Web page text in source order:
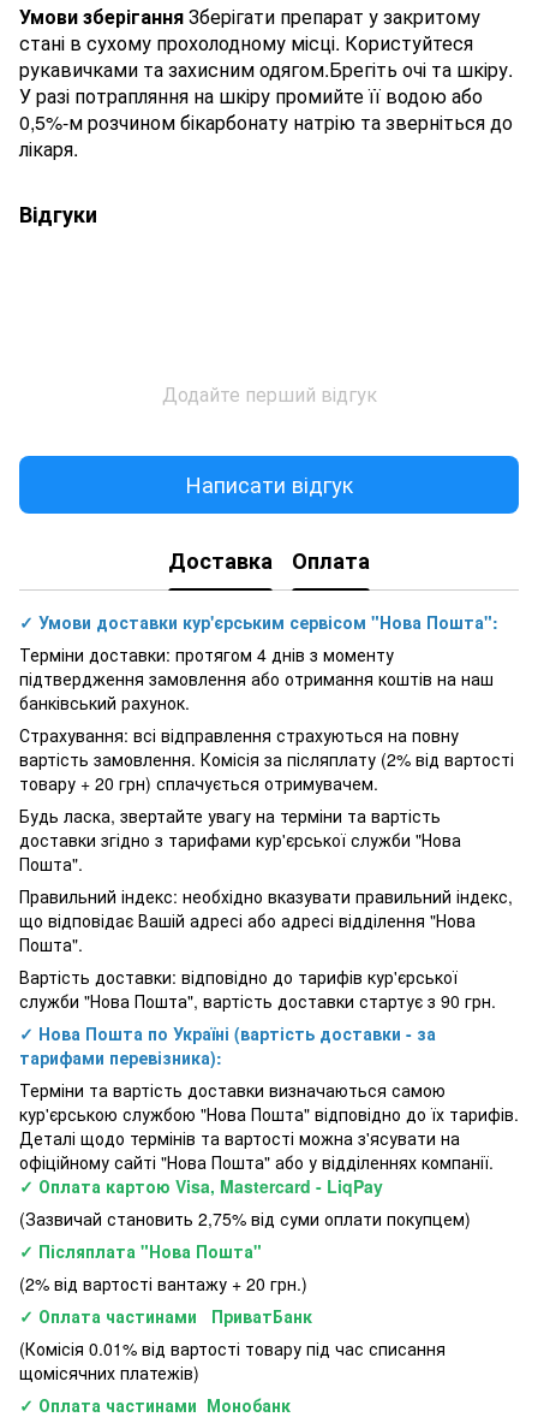
Умови зберіганняЗберігати препарат у закритому
стані в сухому прохолодному місці. Користуйтеся
рукавичками та захисним одягом.Брегіть очі та шкіру.
У разі потрапляння на шкіру промийте її водою або
0,5%-м розчином бікарбонату натрію та зверніться до
лікаря.
Відгуки
Додайте перший відгук
Написати відгук
Доставка Оплата
✓ Умови доставки кур'єрським сервісом "Нова Пошта":
Терміни доставки: протягом 4 днів з моменту
підтвердження замовлення або отримання коштів на наш
банківський рахунок.
Страхування: всі відправлення страхуються на повну
вартість замовлення. Комісія за післяплату (2% від вартості
товару + 20 грн) сплачується отримувачем.
Будь ласка, звертайте увагу на терміни та вартість
доставки згідно з тарифами кур'єрської служби "Нова
Пошта".
Правильний індекс: необхідно вказувати правильний індекс,
що відповідає Вашій адресі або адресі відділення "Нова
Пошта".
Вартість доставки: відповідно до тарифів кур'єрської
служби "Нова Пошта", вартість доставки стартує з 90 грн.
✓ Нова Пошта по Україні (вартість доставки - за
тарифами перевізника):
Терміни та вартість доставки визначаються самою
кур'єрською службою "Нова Пошта" відповідно до їх тарифів.
Деталі щодо термінів та вартості можна з'ясувати на
офіційному сайті "Нова Пошта" або у відділеннях компанії.
✓ Оплата картою Visa, Mastercard - LiqPay
(Зазвичай становить 2,75% від суми оплати покупцем)
✓ Післяплата "Нова Пошта"
(2% від вартості вантажу + 20 грн.)
✓ Оплата частинами ПриватБанк
(Комісія 0.01% від вартості товару під час списання
щомісячних платежів)
✓ Оплата частинами Монобанк